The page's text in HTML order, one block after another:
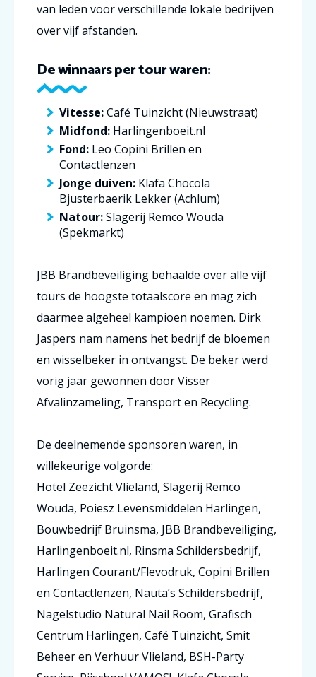
van leden voor verschillende lokale bedrijven
over vijf afstanden.
De winnaars per tour waren:
Vitesse:Café Tuinzicht (Nieuwstraat)
Midfond: Harlingenboeit.nl
Fond: Leo Copini Brillen en
Contactlenzen
Jonge duiven: Klafa Chocola
Bjusterbaerik Lekker (Achlum)
Natour:Slagerij Remco Wouda
(Spekmarkt)
JBB Brandbeveiliging behaalde over alle vijf
tours de hoogste totaalscore en mag zich
daarmee algeheel kampioen noemen. Dirk
Jaspers nam namens het bedrijf de bloemen
en wisselbeker in ontvangst. De beker werd
vorig jaar gewonnen door Visser
Afvalinzameling, Transport en Recycling.
De deelnemende sponsoren waren, in
willekeurige volgorde:
Hotel Zeezicht Vlieland, Slagerij Remco
Wouda, Poiesz Levensmiddelen Harlingen,
Bouwbedrijf Bruinsma, JBB Brandbeveiliging,
Harlingenboeit.nl, Rinsma Schildersbedrijf,
Harlingen Courant/Flevodruk, Copini Brillen
en Contactlenzen, Nauta’s Schildersbedrijf,
Nagelstudio Natural Nail Room, Grafisch
Centrum Harlingen, Café Tuinzicht, Smit
Beheer en Verhuur Vlieland, BSH-Party